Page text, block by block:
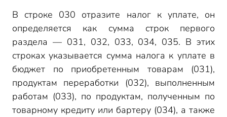
В строке 030 отразите налог к уплате, он
определяется как сумма строк первого
раздела — 031, 032, 033, 034, 035. В этих
строках указывается сумма налога к уплате в
бюджет по приобретенным товарам (031),
продуктам переработки (032), выполненным
работам (033), по продуктам, полученным по
товарному кредиту или бартеру (034), а также